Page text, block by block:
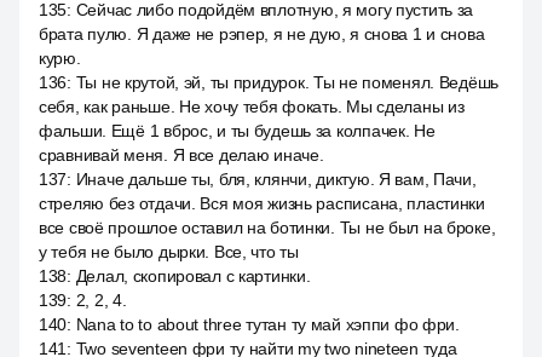
135: Сейчас либо подойдём вплотную, я могу пустить за
брата пулю. Я даже не рэпер, я не дую, я снова 1 и снова
курю.
136: Ты не крутой, эй, ты придурок. Ты не поменял. Ведёшь
себя, как раньше. Не хочу тебя фокать. Мы сделаны из
фальши. Ещё 1 вброс, и ты будешь за колпачек. Не
сравнивай меня. Я все делаю иначе.
137: Иначе дальше ты, бля, клянчи, диктую. Я вам, Пачи,
стреляю без отдачи. Вся моя жизнь расписана, пластинки
все своё прошлое оставил на ботинки. Ты не был на броке,
у тебя не было дырки. Все, что ты
138: Делал, скопировал с картинки.
139: 2, 2, 4.
140: Nana to to about three тутан ту май хэппи фо фри.
141 : Two seventeen фри ту найти my two nineteen туда